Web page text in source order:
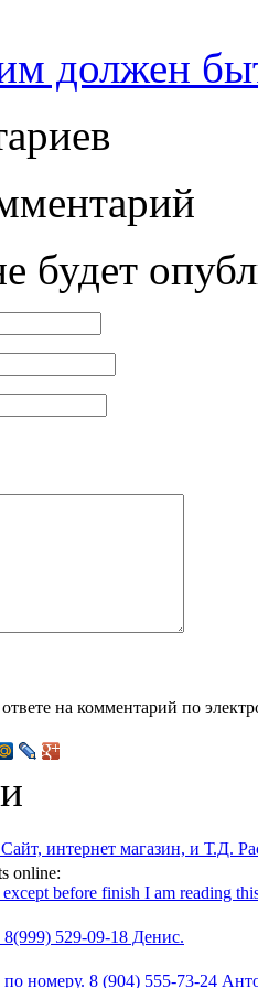
должен
будет
на комментарий по
интернет магазин, и Т.Д.
online:
before finish I am reading
529-09-18 Денис.
номеру. 8 (904) 555-73-24